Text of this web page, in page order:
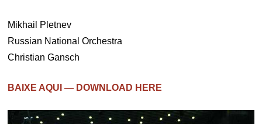
Mikhail Pletnev
Russian National Orchestra
Christian Gansch
BAIXE AQUI — DOWNLOAD HERE